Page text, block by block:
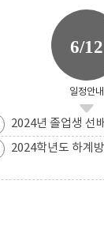
6/12
일정안내
2024년 졸업생 선
2024학년도 하계